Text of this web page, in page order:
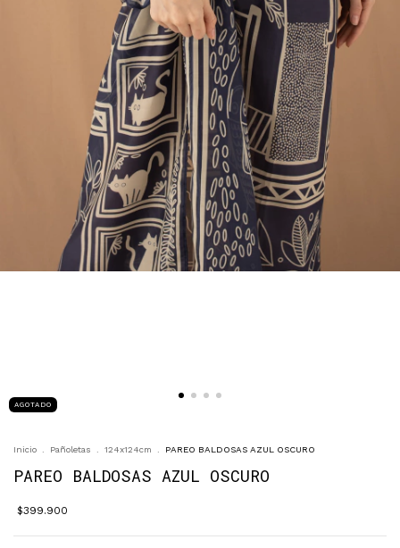
AGOTADO
Inicio Pañoletas 124x124cm PAREO BALDOSAS AZUL OSCURO
PAREO BALDOSAS AZUL OSCURO
$399.900